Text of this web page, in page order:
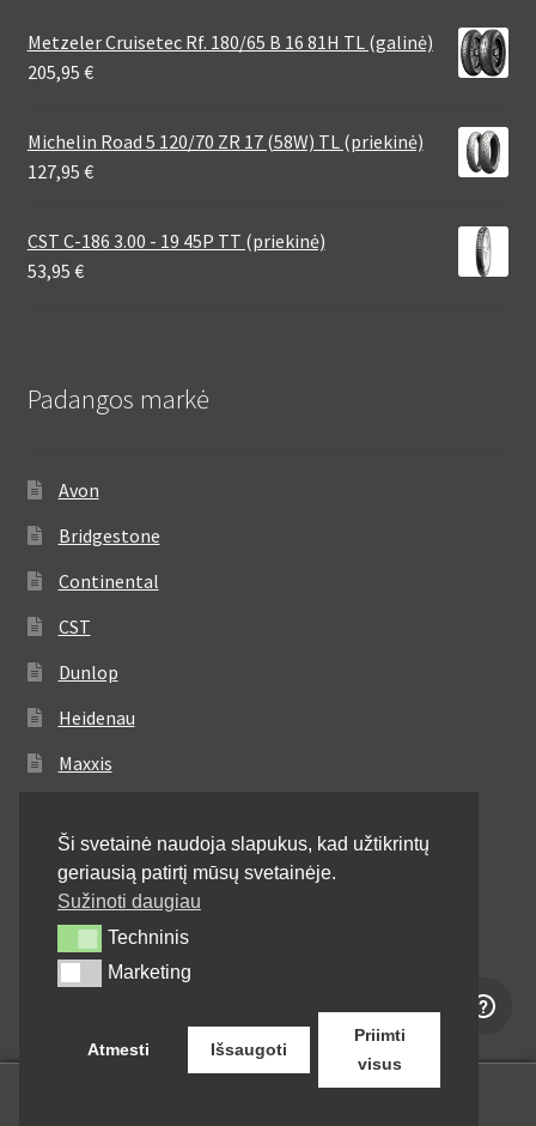
Metzeler Cruisetec Rf. 180/65 B 16 81H TL (galinė)
205,95 €
Michelin Road 5 120/70 ZR 17 (58W) TL (priekinė)
127,95 €
CST C-186 3.00 - 19 45P TT (priekinė)
53,95 €
Padangos markė
Avon
Bridgestone
Continental
CST
Dunlop
Heidenau
Maxxis
Michelin
Mitas
Pirelli
Shinko
Ši svetainė naudoja slapukus, kad užtikrintų
geriausią patirtį mūsų svetainėje.
Sužinoti daugiau
TechninisTechninis
MarketingMarketing
Atmesti Išsaugoti
Priimti
visus